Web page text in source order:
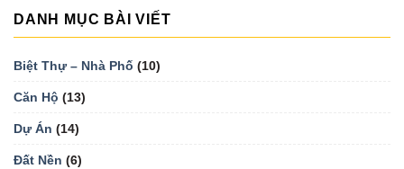
DANH MỤC BÀI VIẾT
Biệt Thự – Nhà Phố (10)
Căn Hộ (13)
Dự Án (14)
Đất Nền (6)